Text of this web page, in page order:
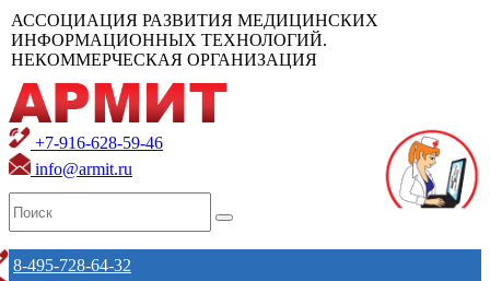
АССОЦИАЦИЯ РАЗВИТИЯ МЕДИЦИНСКИХ
ИНФОРМАЦИОННЫХ ТЕХНОЛОГИЙ.
НЕКОММЕРЧЕСКАЯ ОРГАНИЗАЦИЯ
+7-916-628-59-46
info@armit.ru
8-495-728-64-32